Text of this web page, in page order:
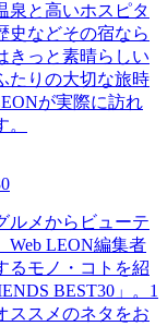
泉と高いホスピタ
史などその宿なら
きっと素晴らしい
たりの大切な旅時
が実際に訪れ
ルメからビューテ
Web LEON編集者
るモノ・コトを紹
BEST30」。1
ススメのネタをお